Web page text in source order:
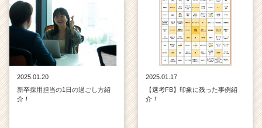
2025.01.20
新卒採用担当の1日の過ごし方紹
介！
2025.01.17
【選考FB】印象に残った事例紹
介！